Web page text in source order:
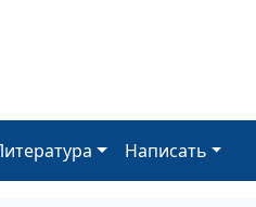
Написать